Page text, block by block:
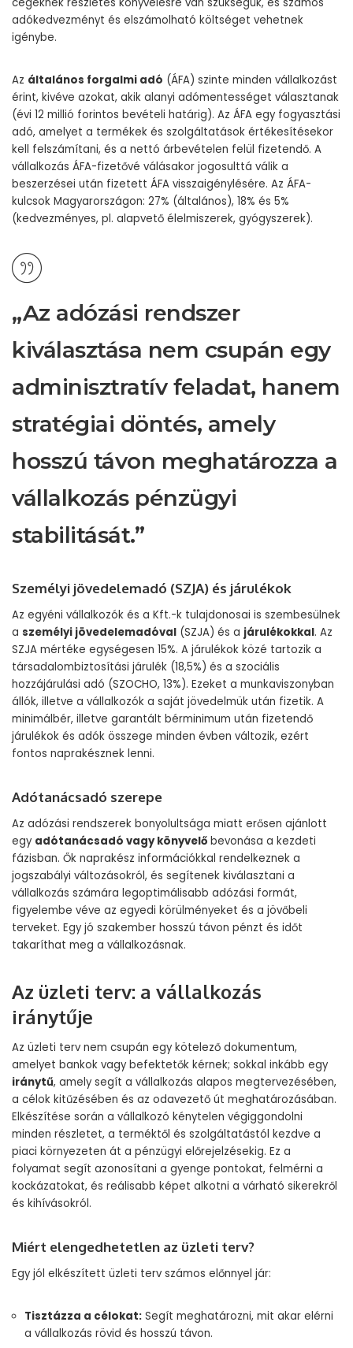
adókedvezményt és elszámolható költséget vehetnek
igénybe.
Az általános forgalmi adó (ÁFA) szinte minden vállalkozást
érint, kivéve azokat, akik alanyi adómentességet választanak
(évi 12 millió forintos bevételi határig). Az ÁFA egy fogyasztási
adó, amelyet a termékek és szolgáltatások értékesítésekor
kell felszámítani, és a nettó árbevételen felül fizetendő. A
vállalkozás ÁFA-fizetővé válásakor jogosulttá válik a
beszerzései után fizetett ÁFA visszaigénylésére. Az ÁFA-
kulcsok Magyarországon: 27% (általános), 18% és 5%
(kedvezményes, pl. alapvető élelmiszerek, gyógyszerek).
„Az adózási rendszer
kiválasztása nem csupán egy
adminisztratív feladat, hanem
stratégiai döntés, amely
hosszú távon meghatározza a
vállalkozás pénzügyi
stabilitását.”
Személyi jövedelemadó (SZJA) és járulékok
Az egyéni vállalkozók és a Kft.-k tulajdonosai is szembesülnek
a személyi jövedelemadóval (SZJA) és a járulékokkal. Az
SZJA mértéke egységesen 15%. A járulékok közé tartozik a
társadalombiztosítási járulék (18,5%) és a szociális
hozzájárulási adó (SZOCHO, 13%). Ezeket a munkaviszonyban
állók, illetve a vállalkozók a saját jövedelmük után fizetik. A
minimálbér, illetve garantált bérminimum után fizetendő
járulékok és adók összege minden évben változik, ezért
fontos naprakésznek lenni.
Adótanácsadó szerepe
Az adózási rendszerek bonyolultsága miatt erősen ajánlott
egy adótanácsadó vagy könyvelő bevonása a kezdeti
fázisban. Ők naprakész információkkal rendelkeznek a
jogszabályi változásokról, és segítenek kiválasztani a
vállalkozás számára legoptimálisabb adózási formát,
figyelembe véve az egyedi körülményeket és a jövőbeli
terveket. Egy jó szakember hosszú távon pénzt és időt
takaríthat meg a vállalkozásnak.
Az üzleti terv: a vállalkozás
iránytűje
Az üzleti terv nem csupán egy kötelező dokumentum,
amelyet bankok vagy befektetők kérnek; sokkal inkább egy
iránytű, amely segít a vállalkozás alapos megtervezésében,
a célok kitűzésében és az odavezető út meghatározásában.
Elkészítése során a vállalkozó kénytelen végiggondolni
minden részletet, a terméktől és szolgáltatástól kezdve a
piaci környezeten át a pénzügyi előrejelzésekig. Ez a
folyamat segít azonosítani a gyenge pontokat, felmérni a
kockázatokat, és reálisabb képet alkotni a várható sikerekről
és kihívásokról.
Miért elengedhetetlen az üzleti terv?
Egy jól elkészített üzleti terv számos előnnyel jár:
Tisztázza a célokat: Segít meghatározni, mit akar elérni
a vállalkozás rövid és hosszú távon.